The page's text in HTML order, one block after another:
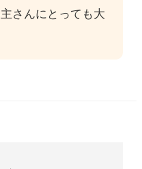
さんにとっても大